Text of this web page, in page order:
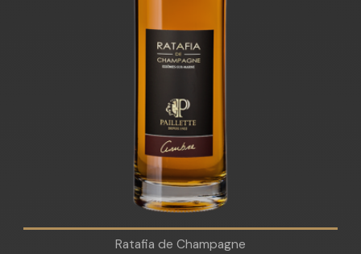
Ratafia de Champagne